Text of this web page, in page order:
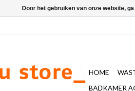
HOME
BADKAMER
Door het gebruiken van onze website,